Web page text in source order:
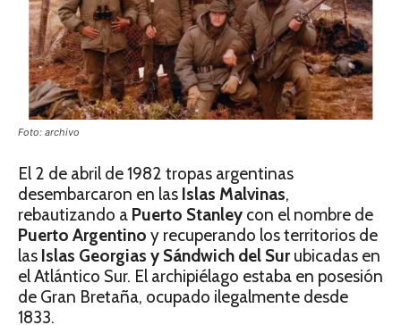
Foto: archivo
El 2 de abril de 1982 tropas argentinas
desembarcaron en las Islas Malvinas,
rebautizando a Puerto Stanley con el nombre de
Puerto Argentino y recuperando los territorios de
las Islas Georgias y Sándwich del Surubicadas en
el Atlántico Sur. El archipiélago estaba en posesión
de Gran Bretaña, ocupado ilegalmente desde
1833.